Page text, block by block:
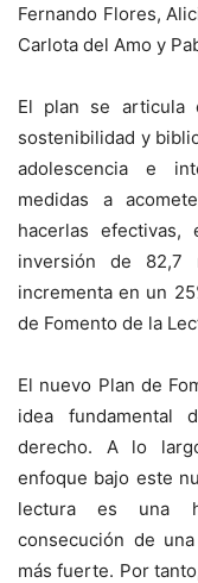
Fernando Flores,
Carlota del Amo y
El plan se articula
sostenibilidad y
adolescencia e
medidas a
hacerlas
inversión de 82,7
incrementa en un
de Fomento de la
El nuevo Plan de
idea fundamental
derecho. A lo
enfoque bajo este
lectura es una
consecución de
más fuerte. Por